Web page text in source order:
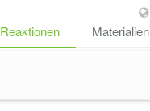
Reaktionen Materialien